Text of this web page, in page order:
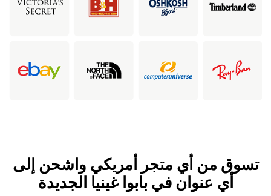
تسوق من أي متجر أمريكي واشحن إلى
أي عنوان في بابوا غينيا الجديدة